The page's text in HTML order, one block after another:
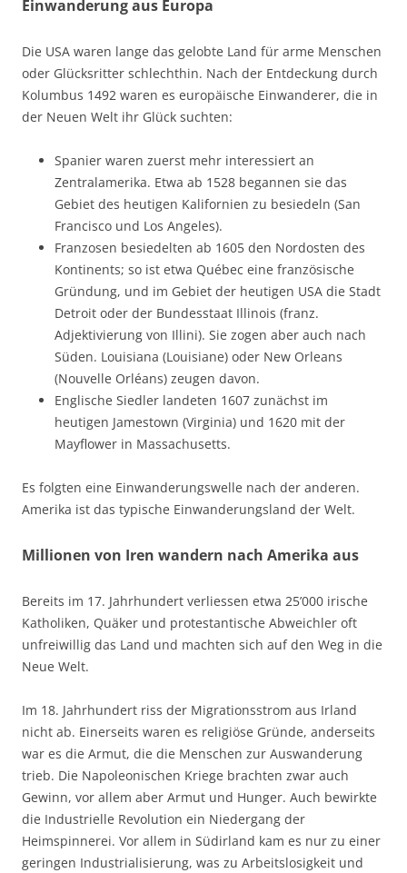
Einwanderung aus Europa
Die USA waren lange das gelobte Land für arme Menschen
oder Glücksritter schlechthin. Nach der Entdeckung durch
Kolumbus 1492 waren es europäische Einwanderer, die in
der Neuen Welt ihr Glück suchten:
Spanier waren zuerst mehr interessiert an
Zentralamerika. Etwa ab 1528 begannen sie das
Gebiet des heutigen Kalifornien zu besiedeln (San
Francisco und Los Angeles).
Franzosen besiedelten ab 1605 den Nordosten des
Kontinents; so ist etwa Québec eine französische
Gründung, und im Gebiet der heutigen USA die Stadt
Detroit oder der Bundesstaat Illinois (franz.
Adjektivierung von Illini). Sie zogen aber auch nach
Süden. Louisiana (Louisiane) oder New Orleans
(Nouvelle Orléans) zeugen davon.
Englische Siedler landeten 1607 zunächst im
heutigen Jamestown (Virginia) und 1620 mit der
Mayflower in Massachusetts.
Es folgten eine Einwanderungswelle nach der anderen.
Amerika ist das typische Einwanderungsland der Welt.
Millionen von Iren wandern nach Amerika aus
Bereits im 17. Jahrhundert verliessen etwa 25’000 irische
Katholiken, Quäker und protestantische Abweichler oft
unfreiwillig das Land und machten sich auf den Weg in die
Neue Welt.
Im 18. Jahrhundert riss der Migrationsstrom aus Irland
nicht ab. Einerseits waren es religiöse Gründe, anderseits
war es die Armut, die die Menschen zur Auswanderung
trieb. Die Napoleonischen Kriege brachten zwar auch
Gewinn, vor allem aber Armut und Hunger. Auch bewirkte
die Industrielle Revolution ein Niedergang der
Heimspinnerei. Vor allem in Südirland kam es nur zu einer
geringen Industrialisierung, was zu Arbeitslosigkeit und